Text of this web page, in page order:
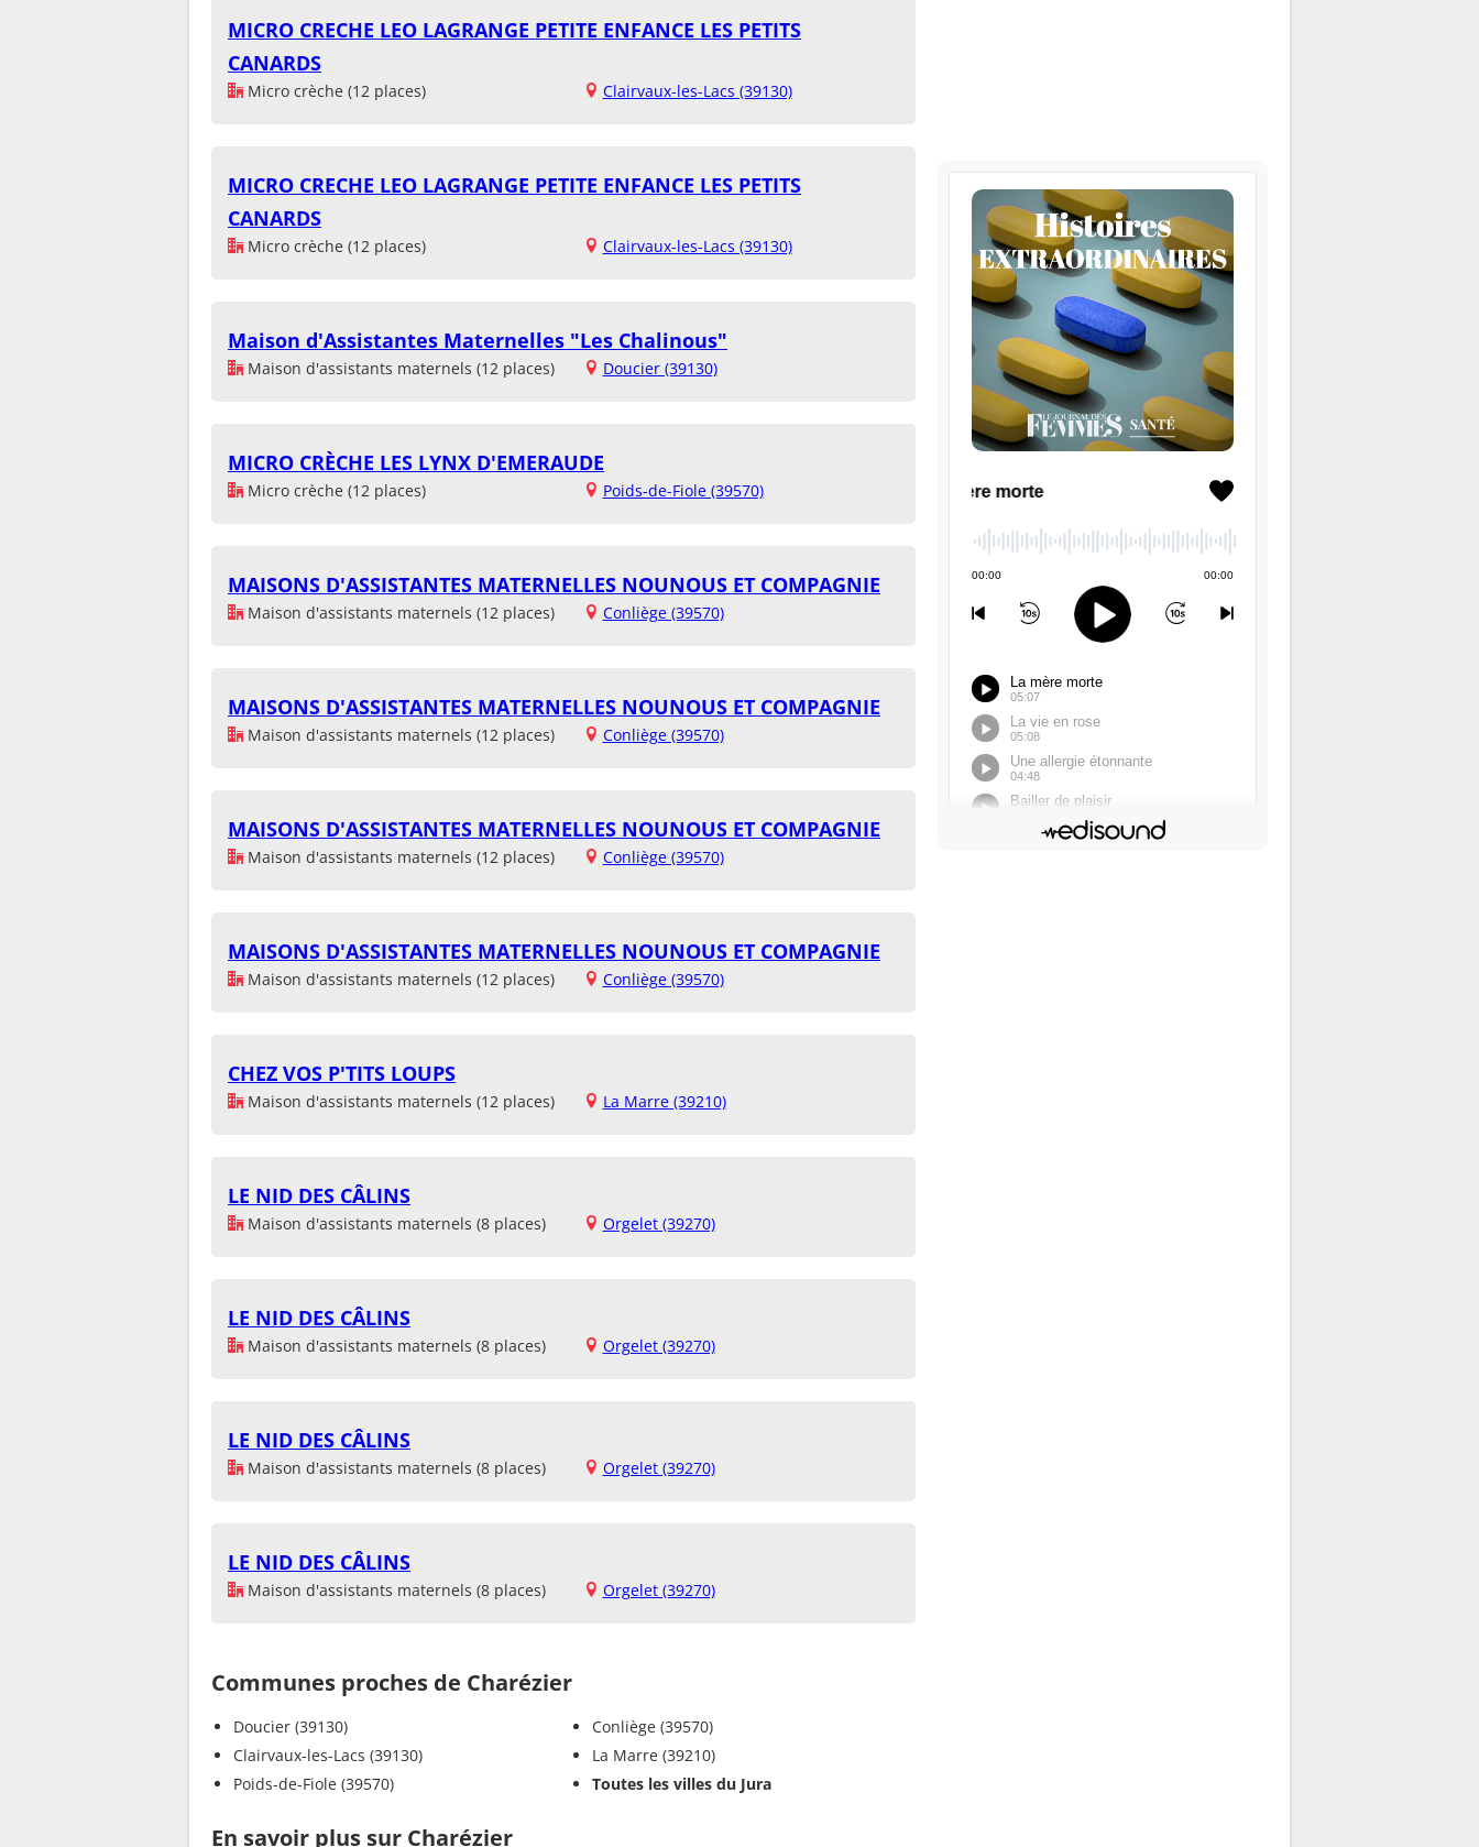
MICRO CRECHE LEO LAGRANGE PETITE ENFANCE LES PETITS
CANARDS
Micro crèche (12 places) Clairvaux-les-Lacs (39130)
MICRO CRECHE LEO LAGRANGE PETITE ENFANCE LES PETITS
CANARDS
Micro crèche (12 places) Clairvaux-les-Lacs (39130)
Maison d'Assistantes Maternelles "Les Chalinous"
Maison d'assistants maternels (12 places) Doucier (39130)
MICRO CRÈCHE LES LYNX D'EMERAUDE
Micro crèche (12 places) Poids-de-Fiole (39570)
MAISONS D'ASSISTANTES MATERNELLES NOUNOUS ET COMPAGNIE
Maison d'assistants maternels (12 places) Conliège (39570)
MAISONS D'ASSISTANTES MATERNELLES NOUNOUS ET COMPAGNIE
Maison d'assistants maternels (12 places) Conliège (39570)
MAISONS D'ASSISTANTES MATERNELLES NOUNOUS ET COMPAGNIE
Maison d'assistants maternels (12 places) Conliège (39570)
MAISONS D'ASSISTANTES MATERNELLES NOUNOUS ET COMPAGNIE
Maison d'assistants maternels (12 places) Conliège (39570)
CHEZ VOS P'TITS LOUPS
Maison d'assistants maternels (12 places) La Marre (39210)
LE NID DES CÂLINS
Maison d'assistants maternels (8 places) Orgelet (39270)
LE NID DES CÂLINS
Maison d'assistants maternels (8 places) Orgelet (39270)
LE NID DES CÂLINS
Maison d'assistants maternels (8 places) Orgelet (39270)
LE NID DES CÂLINS
Maison d'assistants maternels (8 places) Orgelet (39270)
Communes proches de Charézier
Doucier (39130)
Clairvaux-les-Lacs (39130)
Poids-de-Fiole (39570)
Conliège (39570)
La Marre (39210)
Toutes les villes du Jura
En savoir plus sur Charézier